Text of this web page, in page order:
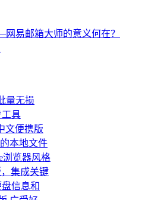
易邮箱大师的意义何在？
量无损
工具
文便携版
本地文件
浏览器风格
，集成关键
信息和